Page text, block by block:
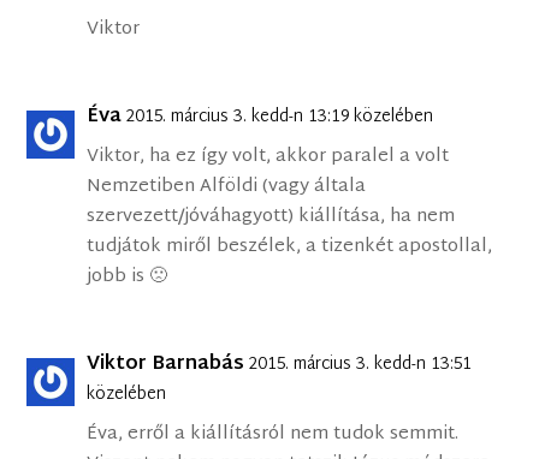
Viktor
Éva2015. március 3. kedd-n 13:19 közelében
Viktor, ha ez így volt, akkor paralel a volt
Nemzetiben Alföldi (vagy általa
szervezett/jóváhagyott) kiállítása, ha nem
tudjátok miről beszélek, a tizenkét apostollal,
jobb is 🙁
Viktor Barnabás 2015. március 3. kedd-n 13:51
közelében
Éva, erről a kiállításról nem tudok semmit.